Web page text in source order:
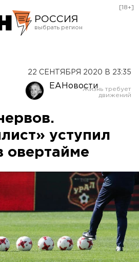
РОССИЯ
Оренбург
[18+]
22 СЕНТЯБРЯ 2020 В 23:35
ЕАНовости
уступил
овертайме